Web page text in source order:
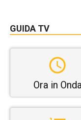
GUIDA TV
Ora in